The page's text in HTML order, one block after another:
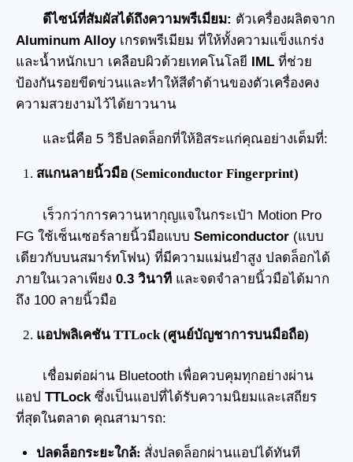
ดีไซน์ที่สัมผัสได้ถึงความพรีเมียม: ตัวเครื่องผลิตจาก
Aluminum Alloyเกรดพรีเมียม ที่ให้ทั้งความแข็งแกร่ง
และน้ำหนักเบา เคลือบผิวด้วยเทคโนโลยี IML ที่ช่วย
ป้องกันรอยขีดข่วนและทำให้สีดำด้านของตัวเครื่องคง
ความสวยงามไว้ได้ยาวนาน
และนี่คือ 5 วิธีปลดล็อกที่ให้อิสระแก่คุณอย่างเต็มที่:
สแกนลายนิ้วมือ (Semiconductor Fingerprint)
เร็วกว่าการควานหากุญแจในกระเป๋า Motion Pro
FG ใช้เซ็นเซอร์ลายนิ้วมือแบบ Semiconductor (แบบ
เดียวกับบนสมาร์ทโฟน) ที่มีความแม่นยำสูง ปลดล็อกได้
ภายในเวลาเพียง 0.3 วินาที และจดจำลายนิ้วมือได้มาก
ถึง 100 ลายนิ้วมือ
แอปพลิเคชัน TTLock (ศูนย์บัญชาการบนมือถือ)
เชื่อมต่อผ่าน Bluetooth เพื่อควบคุมทุกอย่างผ่าน
แอป TTLockซึ่งเป็นแอปที่ได้รับความนิยมและเสถียร
ที่สุดในตลาด คุณสามารถ:
ปลดล็อกระยะใกล้: สั่งปลดล็อกผ่านแอปได้ทันที